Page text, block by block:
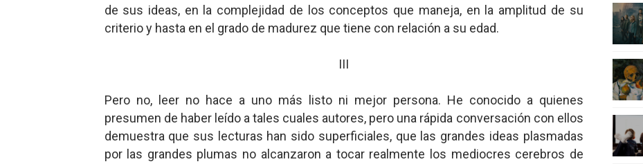
de sus ideas, en la complejidad de los conceptos que maneja, en la amplitud de su
criterio y hasta en el grado de madurez que tiene con relación a su edad.
III
Pero no, leer no hace a uno más listo ni mejor persona. He conocido a quienes
presumen de haber leído a tales cuales autores, pero una rápida conversación con ellos
demuestra que sus lecturas han sido superficiales, que las grandes ideas plasmadas
por las grandes plumas no alcanzaron a tocar realmente los mediocres cerebros de